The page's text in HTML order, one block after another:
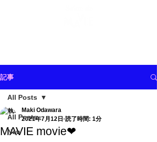
記事
All Posts
New
All Posts
MAVIE movie❤︎
Maki Odawara
2021年7月12日 読了時間: 1分